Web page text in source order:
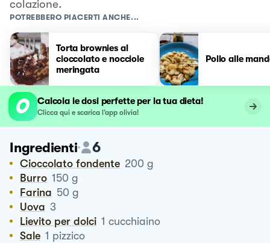
colazione.
POTREBBERO PIACERTI ANCHE...
Torta brownies al
cioccolato e nocciole
meringata
Pollo alle
Calcola le dosi perfette per la tua dieta!
Clicca qui e scarica l’app olivia!
Ingredienti 6
Cioccolato fondente 200 g
Burro 150 g
Farina 50 g
Uova 3
Lievito per dolci 1 cucchiaino
Sale 1 pizzico